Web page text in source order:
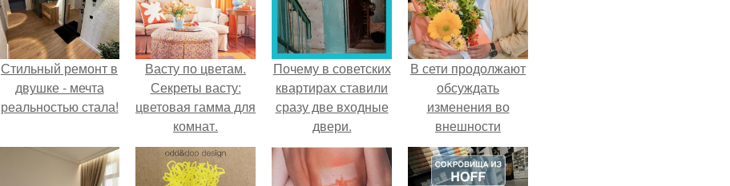
Стильный ремонт в
двушке - мечта
реальностью стала!
Васту по цветам.
Секреты васту:
цветовая гамма для
комнат.
Почему в советских
квартирах ставили
сразу две входные
двери.
В сети продолжают
обсуждать
изменения во
внешности
актрисы.